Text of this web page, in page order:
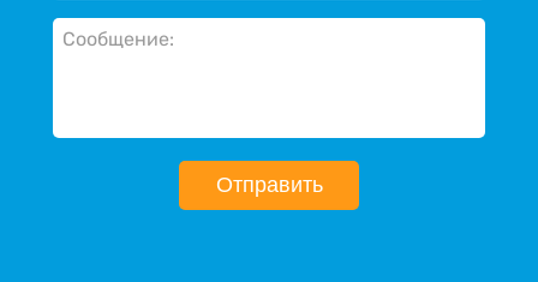
Отправить